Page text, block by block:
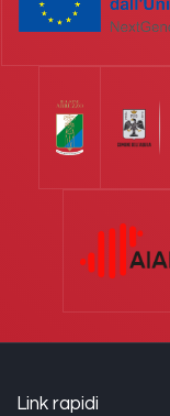
Link rapidi